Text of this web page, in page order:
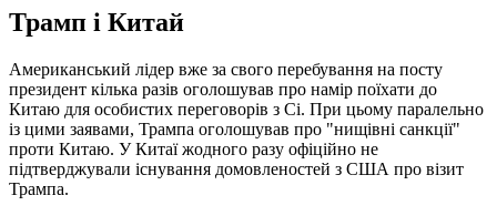
Трамп і Китай
Американський лідер вже за свого перебування на посту
президент кілька разів оголошував про намір поїхати до
Китаю для особистих переговорів з Сі. При цьому паралельно
із цими заявами, Трампа оголошував про "нищівні санкції"
проти Китаю. У Китаї жодного разу офіційно не
підтверджували існування домовленостей з США про візит
Трампа.